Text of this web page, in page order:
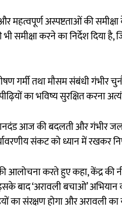
और महत्वपूर्ण अस्पष्टताओं की
समीक्षा करने का निर्देश दिया है,
गर्मी तथा मौसम संबंधी गंभीर
का भविष्य सुरक्षित करना
आज की बदलती और गंभीर
संकट को ध्यान में रखकर
आलोचना करते हुए कहा, केंद्र की
बाद ‘अरावली बचाओ’ अभियान
का संरक्षण होगा और अरावली